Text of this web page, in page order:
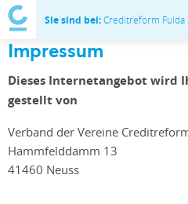
Sie sind bei:Creditreform Fulda
Impressum
Dieses Internetangebot wird
gestellt von
Verband der Vereine
Hammfelddamm 13
41460 Neuss